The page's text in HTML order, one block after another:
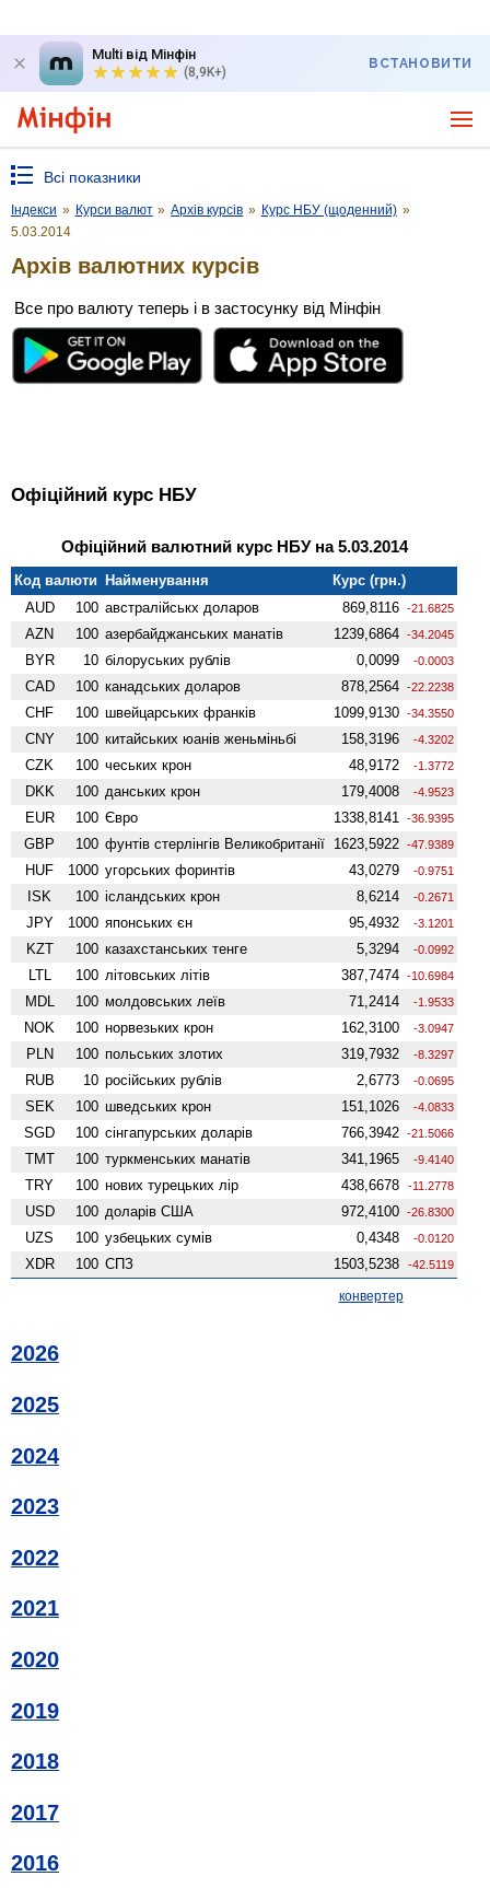
Multi від Мінфін
(8,9K+)
ВСТАНОВИТИ
Всі показники
Індекси » Курси валют » Архів курсів » Курс НБУ (щоденний) »
5.03.2014
Архів валютних курсів
Все про валюту теперь і в застосунку від Мінфін
Офіційний курс НБУ
Офіційний валютний курс НБУ на 5.03.2014
Код валюти Найменування
Курс (грн.)
AUD
100 австралійськх доларов 869,8116 -21.6825
AZN 100 азербайджанських манатів 1239,6864 -34.2045
BYR 10 білоруських рублів 0,0099 -0.0003
CAD 100 канадських доларов 878,2564 -22.2238
CHF 100 швейцарських франків 1099,9130 -34.3550
CNY 100 китайських юанів женьмiньбi 158,3196 -4.3202
CZK 100 чеських крон 48,9172 -1.3772
DKK 100 данських крон 179,4008 -4.9523
EUR 100 Євро 1338,8141 -36.9395
GBP 100 фунтів стерлінгів Велико­британії 1623,5922 -47.9389
HUF 1000 угорських форинтів 43,0279 -0.9751
ISK 100 ісландських крон 8,6214 -0.2671
JPY 1000 японських єн 95,4932 -3.1201
KZT 100 казахстанських тенге 5,3294 -0.0992
LTL 100 літовських літів 387,7474 -10.6984
MDL 100 молдовських леїв 71,2414 -1.9533
NOK 100 норвезьких крон 162,3100 -3.0947
PLN 100 польських злотих 319,7932 -8.3297
RUB 10 російських рублів 2,6773 -0.0695
SEK 100 шведських крон 151,1026 -4.0833
SGD 100 сінгапурських доларів 766,3942 -21.5066
TMT 100 туркменських манатів 341,1965 -9.4140
TRY 100 нових турецьких лір 438,6678 -11.2778
USD 100 доларів США 972,4100 -26.8300
UZS 100 узбецьких сумів 0,4348 -0.0120
XDR 100 СПЗ 1503,5238 -42.5119
конвертер
2026
2025
2024
2023
2022
2021
2020
2019
2018
2017
2016